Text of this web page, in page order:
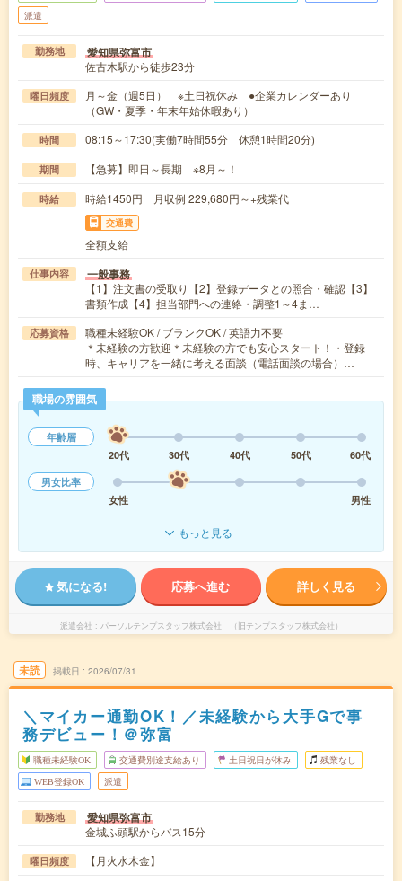
派遣
勤務地 愛知県弥富市
佐古木駅から徒歩23分
曜日頻度
月～金（週5日） ※土日祝休み ●企業カレンダーあり
（GW・夏季・年末年始休暇あり）
時間 08:15～17:30(実働7時間55分 休憩1時間20分)
期間 【急募】即日～長期 ※8月～！
時給 時給1450円 月収例 229,680円～+残業代
交通費
全額支給
仕事内容 一般事務
【1】注文書の受取り【2】登録データとの照合・確認【3】
書類作成【4】担当部門への連絡・調整1～4ま…
応募資格
職種未経験OK / ブランクOK / 英語力不要
＊未経験の方歓迎＊未経験の方でも安心スタート！・登録
時、キャリアを一緒に考える面談（電話面談の場合）…
職場の雰囲気
年齢層
20代
30代 40代 50代
60代
男女比率
女性
男性
もっと見る
気になる! 応募へ進む 詳しく見る
派遣会社 パーソルテンプスタッフ株式会社 （旧テンプスタッフ株式会社）
未読 掲載日 2026/07/31
＼マイカー通勤OK！／未経験から大手Gで事
務デビュー！＠弥富
職種未経験OK 交通費別途支給あり 土日祝日が休み 残業なし
WEB登録OK 派遣
勤務地 愛知県弥富市
金城ふ頭駅からバス15分
曜日頻度 【月火水木金】